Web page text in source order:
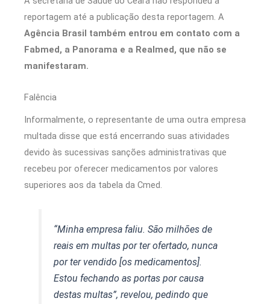
reportagem até a publicação desta reportagem. A
Agência Brasil também entrou em contato com a
Fabmed, a Panorama e a Realmed, que não se
manifestaram.
Falência
Informalmente, o representante de uma outra empresa
multada disse que está encerrando suas atividades
devido às sucessivas sanções administrativas que
recebeu por oferecer medicamentos por valores
superiores aos da tabela da Cmed.
“Minha empresa faliu. São milhões de
reais em multas por ter ofertado, nunca
por ter vendido [os medicamentos].
Estou fechando as portas por causa
destas multas”, revelou, pedindo que